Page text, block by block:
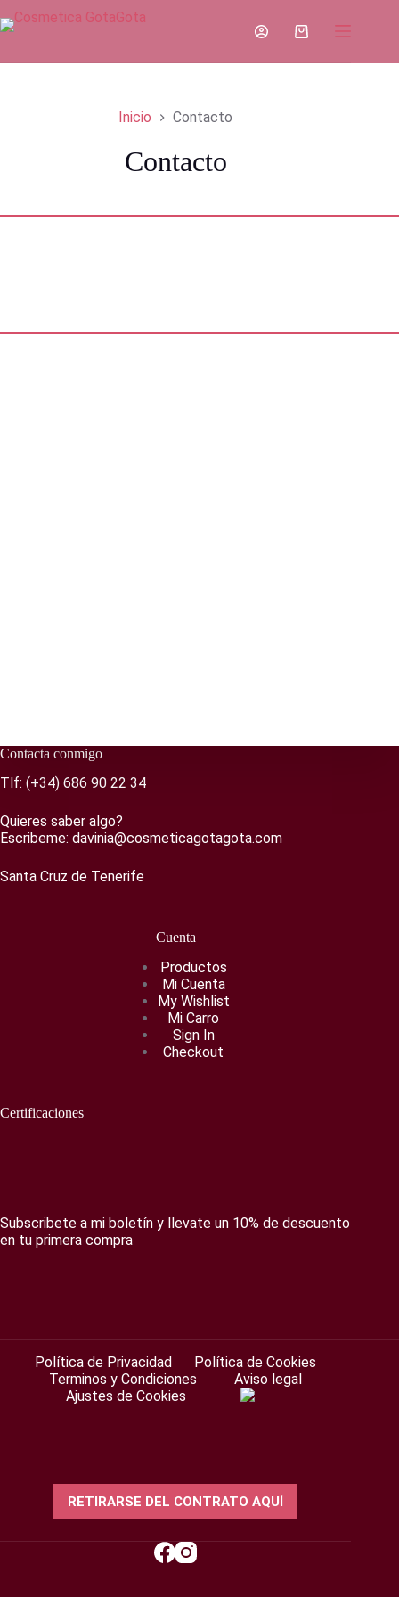
Saltar
al
Carro
Inicio Contacto
Contacto
Contacta conmigo
Tlf: (+34) 686 90 22 34
Quieres saber algo?
Escribeme: davinia@cosmeticagotagota.com
Santa Cruz de Tenerife
Cuenta
Productos
Mi Cuenta
My Wishlist
Mi Carro
Sign In
Checkout
Certificaciones
Subscribete a mi boletín y llevate un 10% de descuento
en tu primera compra
Política de Privacidad
Política de Cookies
Terminos y Condiciones
Aviso legal
Ajustes de Cookies
RETIRARSE DEL CONTRATO AQUÍ